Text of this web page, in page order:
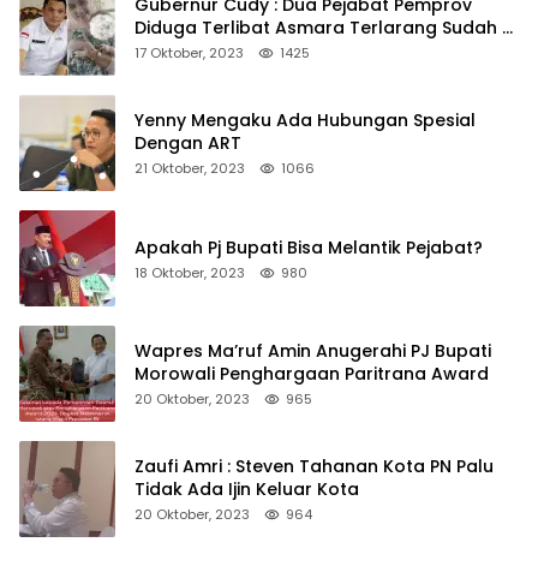
Gubernur Cudy : Dua Pejabat Pemprov
Diduga Terlibat Asmara Terlarang Sudah di
Non Job
17 Oktober, 2023 1425
Yenny Mengaku Ada Hubungan Spesial
Dengan ART
21 Oktober, 2023 1066
Apakah Pj Bupati Bisa Melantik Pejabat?
18 Oktober, 2023 980
Wapres Ma’ruf Amin Anugerahi PJ Bupati
Morowali Penghargaan Paritrana Award
20 Oktober, 2023 965
Zaufi Amri : Steven Tahanan Kota PN Palu
Tidak Ada Ijin Keluar Kota
20 Oktober, 2023 964